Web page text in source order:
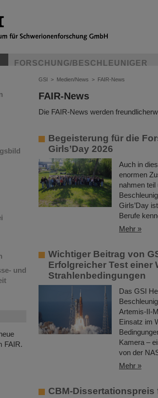
FORSCHUNG/BESCHLEUNIGER
und
FAIR.
GSI > Medien/News > FAIR-News
FAIR-News
Die FAIR-News werden
Begeisterung für die
Girls’Day 2026
Auch in
enormen
nahmen
Girls’Day
Berufe
Mehr »
Wichtiger Beitrag von
Erfolgreicher Test einer
Strahlenbedingungen
Das GSI
Artemis-II-
Einsatz im
Kamera –
von der
Mehr »
CBM-